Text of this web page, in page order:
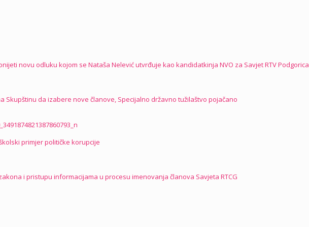
novu odluku kojom se Nataša Nelević utvrđuje kao kandidatkinja NVO za Savjet RTV Podgorica
Skupštinu da izabere nove članove, Specijalno državno tužilaštvo pojačano
primjer političke korupcije
i pristupu informacijama u procesu imenovanja članova Savjeta RTCG